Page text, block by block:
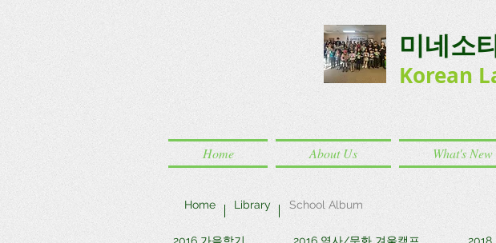
미네소
Korean
Home About Us What's New
Home School Album
Library